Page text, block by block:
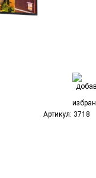
Артикул: 3718